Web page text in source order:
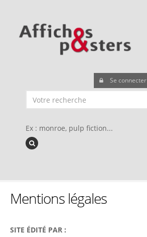
Se connecter
Ex : monroe, pulp fiction...
Mentions légales
SITE ÉDITÉ PAR :